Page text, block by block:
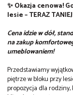
✨ Okazja cenowa!
lesie – TERAZ
Cena idzie w dół,
na zakup
umeblowaniem!
Przedstawiamy
piętrze w bloku przy
propozycja dla